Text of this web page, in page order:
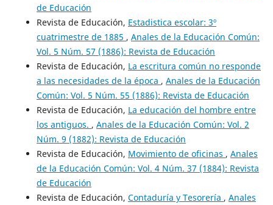
de Educación
Revista de Educación, Estadistica escolar: 3º
cuatrimestre de 1885 , Anales de la Educación Común:
Vol. 5 Núm. 57 (1886): Revista de Educación
Revista de Educación, La escritura común no responde
a las necesidades de la época , Anales de la Educación
Común: Vol. 5 Núm. 55 (1886): Revista de Educación
Revista de Educación, La educación del hombre entre
los antiguos. , Anales de la Educación Común: Vol. 2
Núm. 9 (1882): Revista de Educación
Revista de Educación, Movimiento de oficinas , Anales
de la Educación Común: Vol. 4 Núm. 37 (1884): Revista
de Educación
Revista de Educación, Contaduría y Tesorería , Anales